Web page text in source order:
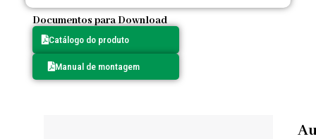
Documentos para Download
Catálogo do produto
Manual de montagem